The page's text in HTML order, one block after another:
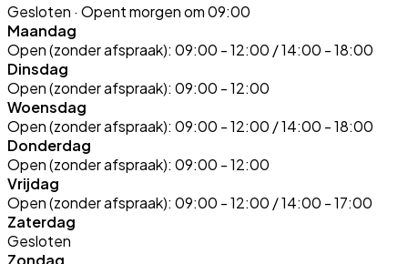
Gesloten · Opent morgen om 09:00
Maandag
Open (zonder afspraak): 09:00 - 12:00 / 14:00 - 18:00
Dinsdag
Open (zonder afspraak): 09:00 - 12:00
Woensdag
Open (zonder afspraak): 09:00 - 12:00 / 14:00 - 18:00
Donderdag
Open (zonder afspraak): 09:00 - 12:00
Vrijdag
Open (zonder afspraak): 09:00 - 12:00 / 14:00 - 17:00
Zaterdag
Gesloten
Zondag